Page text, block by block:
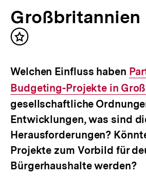
Großbritannien
Inhalt
Welchen Einfluss haben
Budgeting-Projekte in
gesellschaftliche
Entwicklungen, was sind
Herausforderungen?
Projekte zum Vorbild für
Bürgerhaushalte werden?